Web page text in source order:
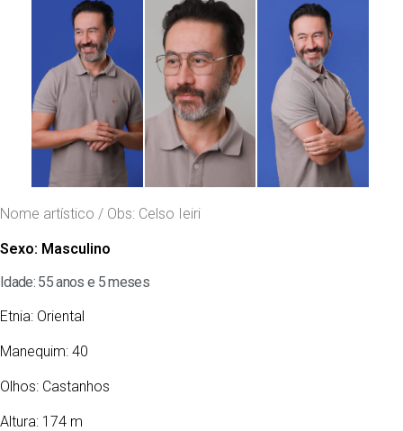
Nome artístico / Obs: Celso Ieiri
Sexo: Masculino
Idade: 55 anos e 5 meses
Etnia: Oriental
Manequim: 40
Olhos: Castanhos
Altura: 174 m